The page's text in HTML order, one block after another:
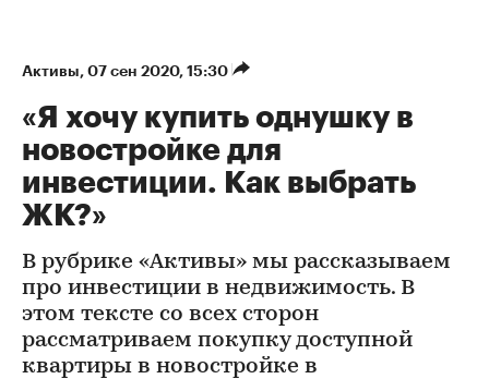
Активы⁠, 07 сен 2020, 15:30
«Я хочу купить однушку в
новостройке для
инвестиции. Как выбрать
ЖК?»
В рубрике «Активы» мы рассказываем
про инвестиции в недвижимость. В
этом тексте со всех сторон
рассматриваем покупку доступной
квартиры в новостройке в